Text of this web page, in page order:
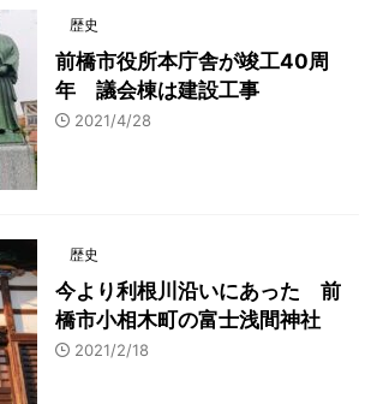
歴史
前橋市役所本庁舎が竣工40周
年 議会棟は建設工事
2021/4/28
歴史
今より利根川沿いにあった 前
橋市小相木町の富士浅間神社
2021/2/18